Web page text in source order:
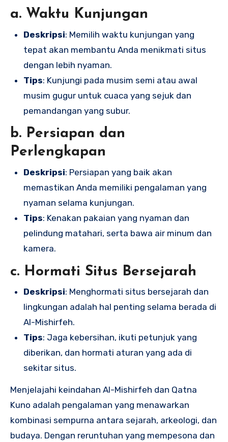
a. Waktu Kunjungan
Deskripsi: Memilih waktu kunjungan yang
tepat akan membantu Anda menikmati situs
dengan lebih nyaman.
Tips: Kunjungi pada musim semi atau awal
musim gugur untuk cuaca yang sejuk dan
pemandangan yang subur.
b. Persiapan dan
Perlengkapan
Deskripsi: Persiapan yang baik akan
memastikan Anda memiliki pengalaman yang
nyaman selama kunjungan.
Tips: Kenakan pakaian yang nyaman dan
pelindung matahari, serta bawa air minum dan
kamera.
c. Hormati Situs Bersejarah
Deskripsi: Menghormati situs bersejarah dan
lingkungan adalah hal penting selama berada di
Al-Mishirfeh.
Tips: Jaga kebersihan, ikuti petunjuk yang
diberikan, dan hormati aturan yang ada di
sekitar situs.
Menjelajahi keindahan Al-Mishirfeh dan Qatna
Kuno adalah pengalaman yang menawarkan
kombinasi sempurna antara sejarah, arkeologi, dan
budaya. Dengan reruntuhan yang mempesona dan